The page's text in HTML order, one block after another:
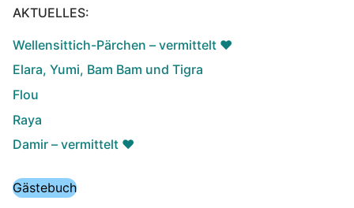
AKTUELLES:
Wellensittich-Pärchen – vermittelt ♥️
Elara, Yumi, Bam Bam und Tigra
Flou
Raya
Damir – vermittelt ♥️
Gästebuch